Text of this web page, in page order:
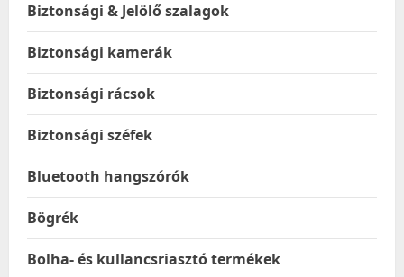
Biztonsági & Jelölő szalagok
Biztonsági kamerák
Biztonsági rácsok
Biztonsági széfek
Bluetooth hangszórók
Bögrék
Bolha- és kullancsriasztó termékek